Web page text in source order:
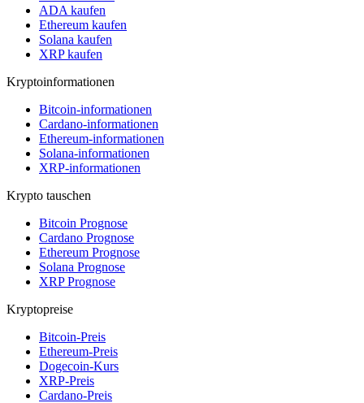
ADA kaufen
Ethereum kaufen
Solana kaufen
XRP kaufen
Kryptoinformationen
Bitcoin-informationen
Cardano-informationen
Ethereum-informationen
Solana-informationen
XRP-informationen
Krypto tauschen
Bitcoin Prognose
Cardano Prognose
Ethereum Prognose
Solana Prognose
XRP Prognose
Kryptopreise
Bitcoin-Preis
Ethereum-Preis
Dogecoin-Kurs
XRP-Preis
Cardano-Preis